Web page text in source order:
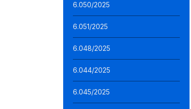
6.050/2025
6.051/2025
6.048/2025
6.044/2025
6.045/2025